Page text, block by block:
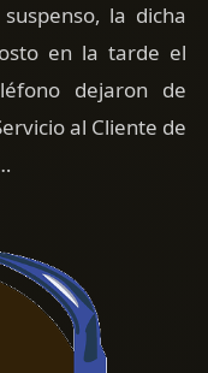
la dicha
en la tarde el
dejaron de
al Cliente de